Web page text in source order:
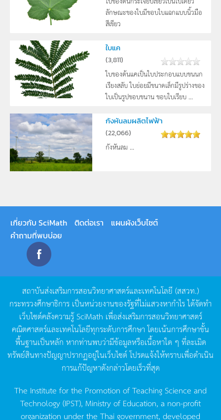
ลักษณะของใบมีขอบใบแฉกแบบนิ้วมือ
สีเขียว
ใบแค
(3,811)
ใบของต้นแคเป็นใบประกอบแบบขนนก
เรียงสลับ ใบย่อยมีขนาดเล็กมีรูปร่างของ
ใบเป็นรูปขอบขนาน ขอบใบเรียบ ...
กังหันลมผลิตไฟฟ้า
(22,066)
กังหันลม ...
เกี่ยวกับ SciMath ติดต่อเรา
แผนผังเว็บไซต์
คำถามที่พบบ่อย
สถาบันส่งเสริมการสอนวิทยาศาสตร์และเทคโนโลยี (สสวท.)
กระทรวงศึกษาธิการ เป็นหน่วยงานของรัฐที่ไม่แสวงหากำไรได้จัดทำ
เว็บไซต์คลังความรู้SciMath เพื่อส่งเสริมการสอนวิทยาศาสตร์
คณิตศาสตร์และเทคโนโลยีทุกระดับการศึกษา โดยเน้นการศึกษาขั้น
พื้นฐานเป็นหลัก หากท่านพบว่ามีข้อมูลหรือเนื้อหาใด ๆ ที่ละเมิด
ทรัพย์สินทางปัญญาปรากฏอยู่ในเว็บไซต์โปรดแจ้งให้ทราบเพื่อดำเนิน
การแก้ปัญหาดังกล่าวโดยเร็วที่สุด
The Institute for the Promotion of Teaching Science and
Technology (IPST), Ministry of Education, a non-profit
organization under the Thai government, developed